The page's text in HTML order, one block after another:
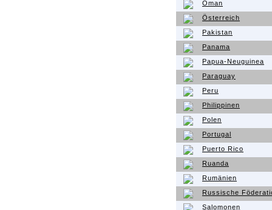
Oman
Österreich
Pakistan
Panama
Papua-Neuguinea
Paraguay
Peru
Philippinen
Polen
Portugal
Puerto Rico
Ruanda
Rumänien
Russische
Salomonen